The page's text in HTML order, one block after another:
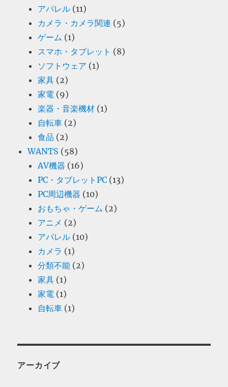
アパレル (11)
カメラ・カメラ関連 (5)
ゲーム (1)
スマホ・タブレット (8)
ソフトウェア (1)
家具 (2)
家電 (9)
楽器・音楽機材 (1)
自転車 (2)
食品 (2)
WANTS (58)
AV機器 (16)
PC・タブレットPC (13)
PC周辺機器 (10)
おもちゃ・ゲーム (2)
アニメ (2)
アパレル (10)
カメラ (1)
分類不能 (2)
家具 (1)
家電 (1)
自転車 (1)
アーカイブ